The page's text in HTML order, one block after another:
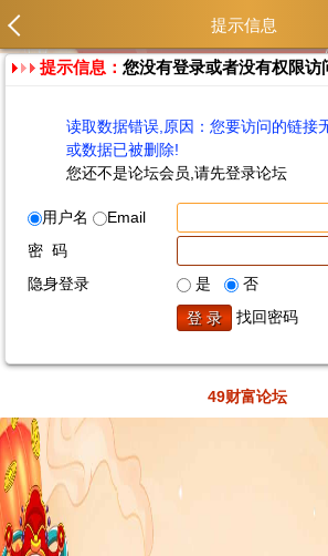
提示信息
提示信息：您没有登录或者没有权限访
读取数据错误,原因：您要访问的链接
或数据已被删除!
您还不是论坛会员,请先登录论坛
用户名
Email
密 码
隐身登录
是
否
找回密码
49财富论坛